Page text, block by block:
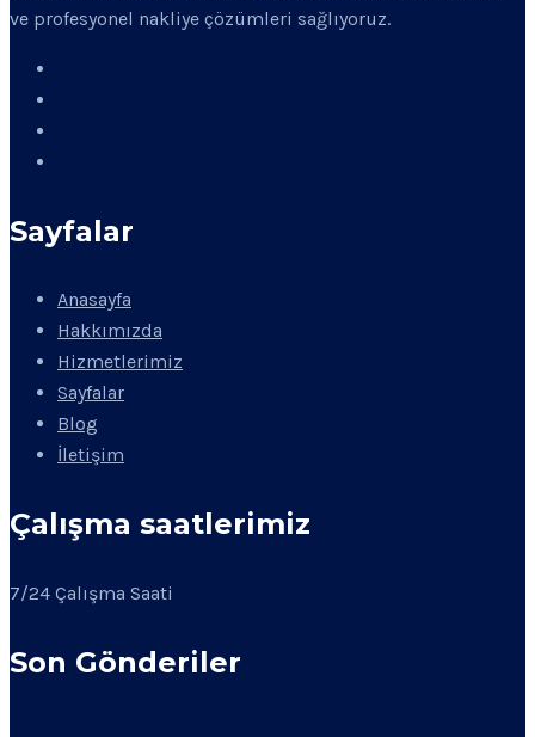
ve profesyonel nakliye çözümleri sağlıyoruz.
Sayfalar
Anasayfa
Hakkımızda
Hizmetlerimiz
Sayfalar
Blog
İletişim
Çalışma saatlerimiz
7/24 Çalışma Saati
Son Gönderiler